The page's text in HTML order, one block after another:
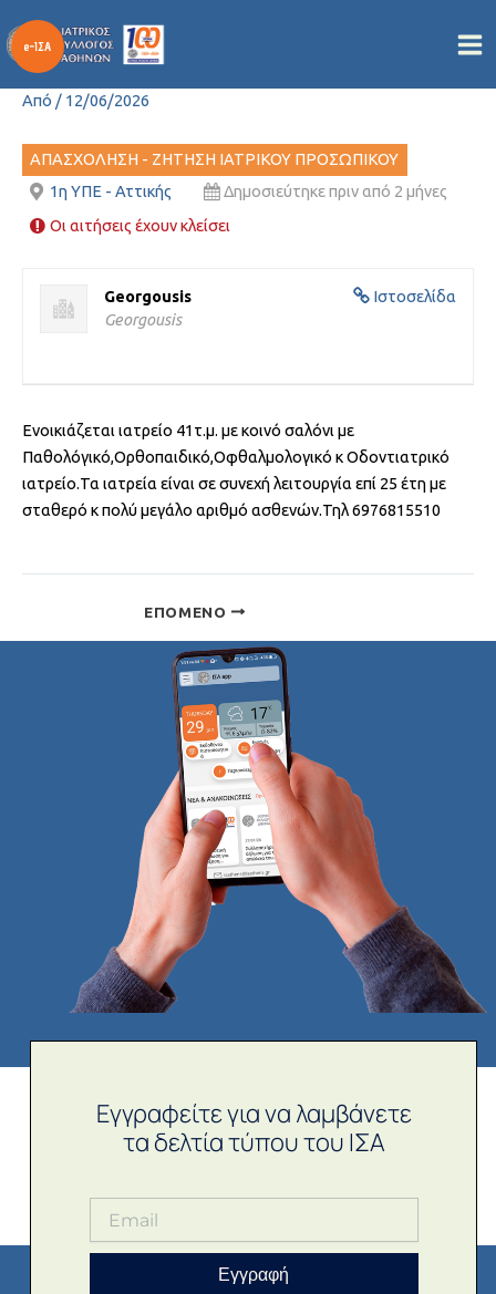
στο
περιεχόμενο
Συνεργασία σε Ιατρικό
κέντρο
Από / 12/06/2026
ΑΠΑΣΧΟΛΗΣΗ - ΖΗΤΗΣΗ ΙΑΤΡΙΚΟΥ ΠΡΟΣΩΠΙΚΟΥ
1η ΥΠΕ - Αττικής
Δημοσιεύτηκε πριν από 2 μήνες
Οι αιτήσεις έχουν κλείσει
Ιστοσελίδα
Georgousis
Georgousis
Ενοικιάζεται ιατρείο 41τ.μ. με κοινό σαλόνι με
Παθολόγικό,Ορθοπαιδικό,Οφθαλμολογικό κ Οδοντιατρικό
ιατρείο.Τα ιατρεία είναι σε συνεχή λειτουργία επί 25 έτη με
σταθερό κ πολύ μεγάλο αριθμό ασθενών.Τηλ 6976815510
ΕΠΌΜΕΝΟ
Εγγραφείτε για να λαμβάνετε
τα δελτία τύπου του ΙΣΑ
Εγγραφή